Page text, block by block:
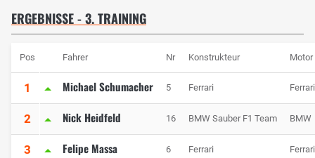
ERGEBNISSE - 3. TRAINING
Pos Fahrer Nr Konstrukteur Motor
1 Michael Schumacher 5 Ferrari Ferrari
2 Nick Heidfeld 16 BMW Sauber F1 Team BMW
3 Felipe Massa 6 Ferrari Ferrari